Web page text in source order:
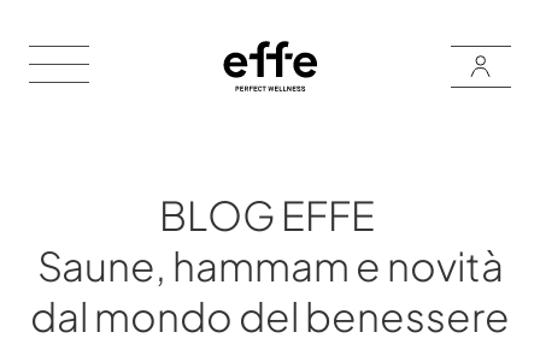
BLOG EFFE
Saune, hammam e novità
dal mondo del benessere